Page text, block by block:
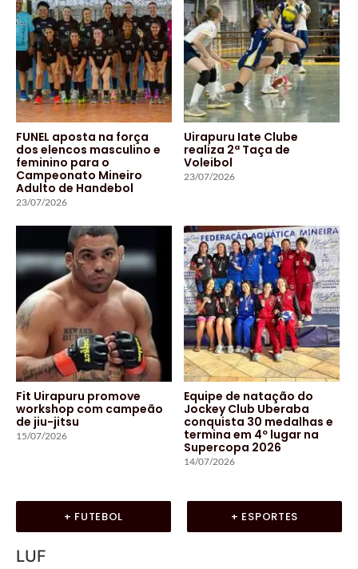
FUNEL aposta na força
dos elencos masculino e
feminino para o
Campeonato Mineiro
Adulto de Handebol
23/07/2026
Uirapuru Iate Clube
realiza 2ª Taça de
Voleibol
23/07/2026
Fit Uirapuru promove
workshop com campeão
de jiu-jitsu
15/07/2026
Equipe de natação do
Jockey Club Uberaba
conquista 30 medalhas e
termina em 4º lugar na
Supercopa 2026
14/07/2026
+ FUTEBOL + ESPORTES
LUF